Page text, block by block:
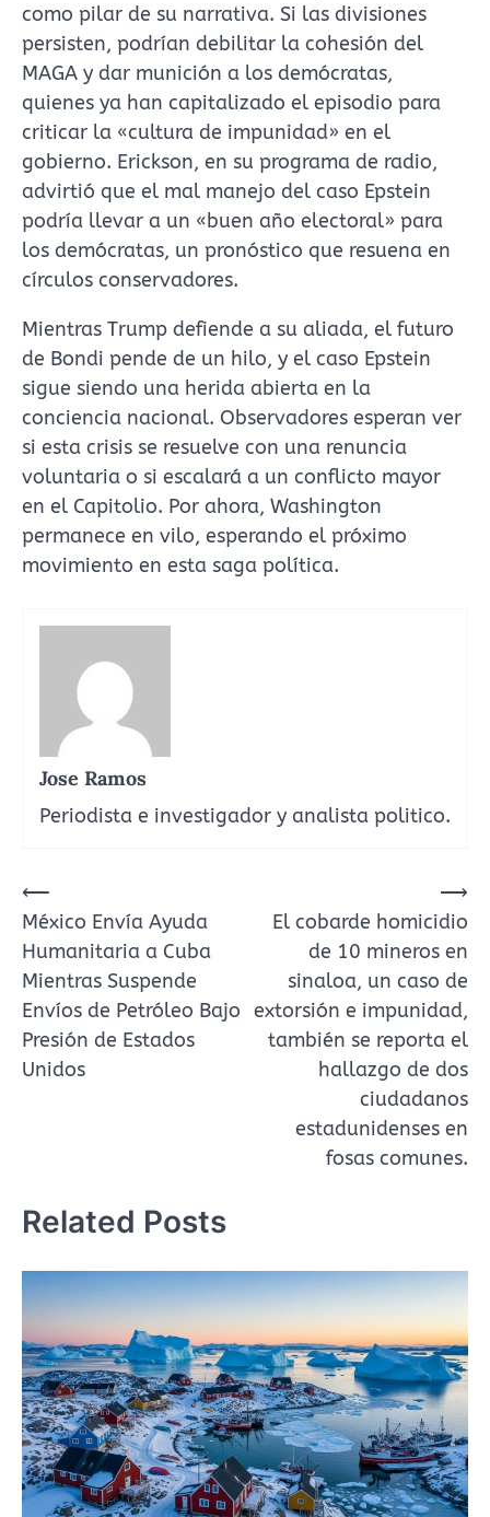
como pilar de su narrativa. Si las divisiones
persisten, podrían debilitar la cohesión del
MAGA y dar munición a los demócratas,
quienes ya han capitalizado el episodio para
criticar la «cultura de impunidad» en el
gobierno. Erickson, en su programa de radio,
advirtió que el mal manejo del caso Epstein
podría llevar a un «buen año electoral» para
los demócratas, un pronóstico que resuena en
círculos conservadores.
Mientras Trump defiende a su aliada, el futuro
de Bondi pende de un hilo, y el caso Epstein
sigue siendo una herida abierta en la
conciencia nacional. Observadores esperan ver
si esta crisis se resuelve con una renuncia
voluntaria o si escalará a un conflicto mayor
en el Capitolio. Por ahora, Washington
permanece en vilo, esperando el próximo
movimiento en esta saga política.
Jose Ramos
Periodista e investigador y analista politico.
Navegación
de
entradas
⟵
México Envía Ayuda
Humanitaria a Cuba
Mientras Suspende
Envíos de Petróleo Bajo
Presión de Estados
Unidos
El cobarde homicidio
de 10 mineros en
sinaloa, un caso de
extorsión e impunidad,
también se reporta el
hallazgo de dos
ciudadanos
estadunidenses en
fosas comunes.
⟶
Related Posts